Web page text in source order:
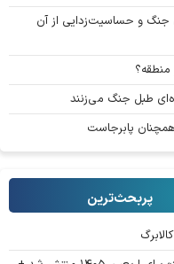
جنگ و حساسیت‌زدایی از آن
منطقه؟
طبل جنگ می‌زنند
پابرجاست
پربحث‌ترین‌